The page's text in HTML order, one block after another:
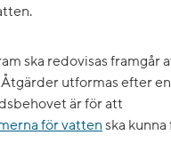
ska redovisas framgår
Åtgärder utformas efter
är för att
för vattenska kunna